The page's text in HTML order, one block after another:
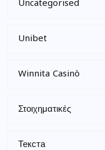
Uncategorised
Unibet
Winnita Casinò
Στοιχηματικές
Текста